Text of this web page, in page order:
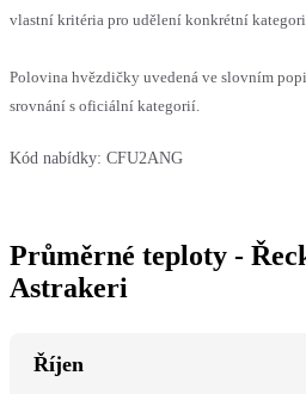
vlastní kritéria pro udělení konkrétní
Polovina hvězdičky uvedená ve slovním
srovnání s oficiální kategorií.
Kód nabídky: CFU2ANG
Průměrné teploty -
Astrakeri
Říjen